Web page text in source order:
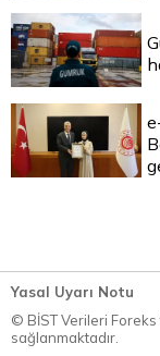
Yasal Uyarı Notu
© BİST Verileri
sağlanmaktadır.